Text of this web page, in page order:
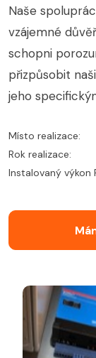
Naše
vzájemné
schopni
přizpůsobit
jeho
Místo realizace:
Rok realizace:
Instalovaný výkon